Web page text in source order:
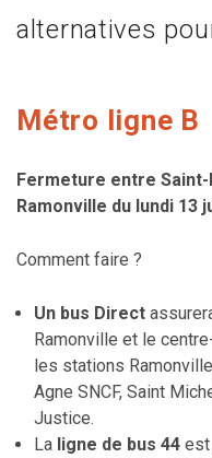
alternatives
Métro ligne B
Fermeture entre
Ramonville du lundi 13
Comment faire ?
Un bus Direct
Ramonville et le
les stations
Agne SNCF, Saint
Justice.
La ligne de bus 44 est